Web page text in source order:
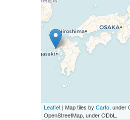
Leaflet| Map tiles by Carto, under
OpenStreetMap, under ODbL.